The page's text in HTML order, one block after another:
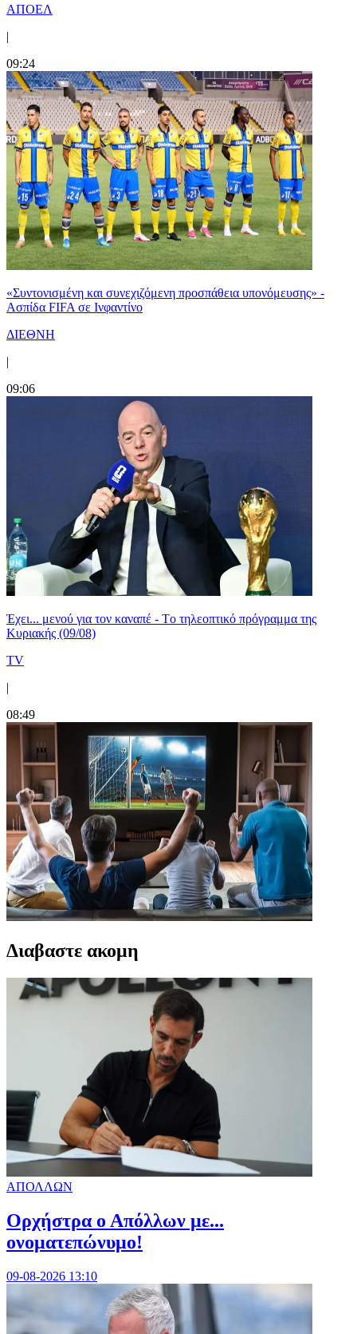
ΑΠΟΕΛ
|
09:24
«Συντονισμένη και συνεχιζόμενη προσπάθεια υπονόμευσης» -
Ασπίδα FIFA σε Ινφαντίνο
ΔΙΕΘΝΗ
|
09:06
Έχει... μενού για τον καναπέ - Tο τηλεοπτικό πρόγραμμα της
Κυριακής (09/08)
TV
|
08:49
Διαβαστε ακομη
ΑΠΟΛΛΩΝ
Ορχήστρα o Aπόλλων με...
ονοματεπώνυμο!
09-08-2026 13:10